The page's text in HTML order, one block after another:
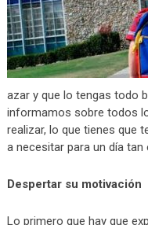
azar y que lo tengas todo
informamos sobre todos
realizar, lo que tienes que
a necesitar para un día tan
Despertar su motivación
Lo primero que hay que